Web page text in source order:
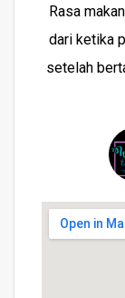
Rasa
dari ketika
setelah